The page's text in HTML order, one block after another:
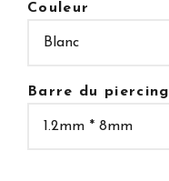
Couleur
Barre du piercing